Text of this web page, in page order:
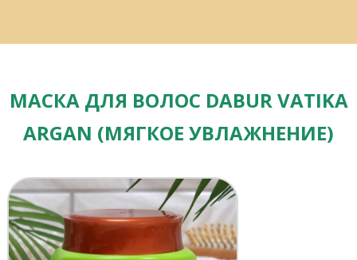
МАСКА ДЛЯ ВОЛОС DABUR VATIKA
ARGAN (МЯГКОЕ УВЛАЖНЕНИЕ)